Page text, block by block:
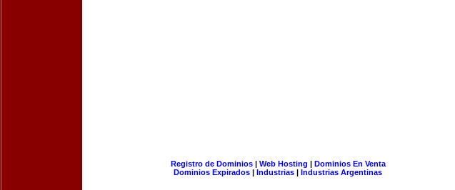
Registro de Dominios| Web Hosting | Dominios En Venta
Dominios Expirados | Industrias | Industrias Argentinas